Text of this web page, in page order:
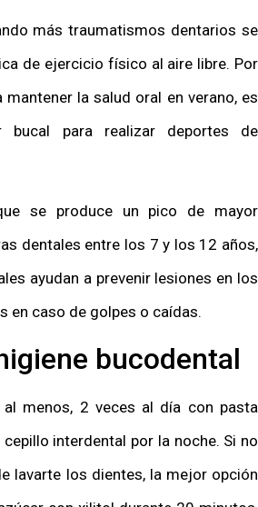
más traumatismos dentarios se
de ejercicio físico al aire libre. Por
la salud oral en verano, es
bucal para realizar deportes de
se produce un pico de mayor
dentales entre los 7 y los 12 años,
ayudan a prevenir lesiones en los
en caso de golpes o caídas.
bucodental
al menos, 2 veces al día con pasta
interdental por la noche. Si no
lavarte los dientes, la mejor opción